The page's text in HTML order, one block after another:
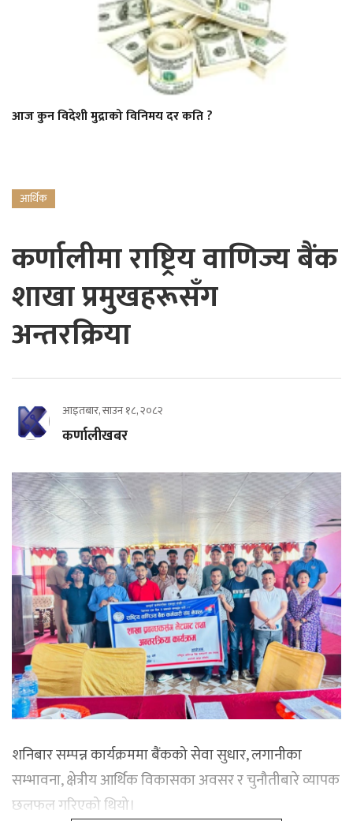
आज कुन विदेशी मुद्राको विनिमय दर कति ?
आर्थिक
कर्णालीमा राष्ट्रिय वाणिज्य बैंक
शाखा प्रमुखहरूसँग
अन्तरक्रिया
आइतबार, साउन १८, २०८२
कर्णालीखबर
शनिबार सम्पन्न कार्यक्रममा बैंकको सेवा सुधार, लगानीका
सम्भावना, क्षेत्रीय आर्थिक विकासका अवसर र चुनौतीबारे व्यापक
छलफल गरिएको थियो।